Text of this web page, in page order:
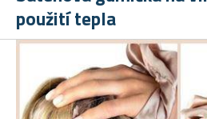
použití tepla